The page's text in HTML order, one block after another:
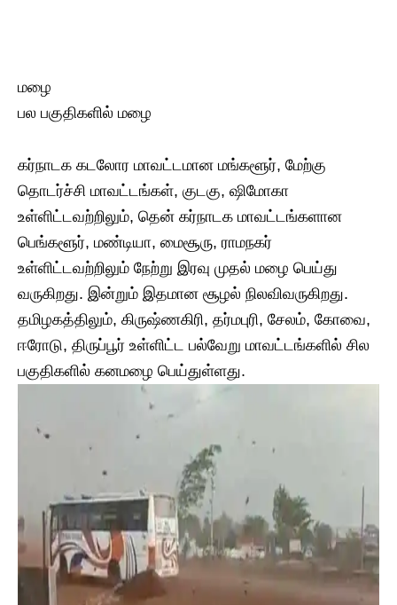
மழை
பல பகுதிகளில் மழை
கர்நாடக கடலோர மாவட்டமான மங்களூர், மேற்கு
தொடர்ச்சி மாவட்டங்கள், குடகு, ஷிமோகா
உள்ளிட்டவற்றிலும், தென் கர்நாடக மாவட்டங்களான
பெங்களூர், மண்டியா, மைசூரு, ராமநகர்
உள்ளிட்டவற்றிலும் நேற்று இரவு முதல் மழை பெய்து
வருகிறது. இன்றும் இதமான சூழல் நிலவிவருகிறது.
தமிழகத்திலும், கிருஷ்ணகிரி, தர்மபுரி, சேலம், கோவை,
ஈரோடு, திருப்பூர் உள்ளிட்ட பல்வேறு மாவட்டங்களில் சில
பகுதிகளில் கனமழை பெய்துள்ளது.